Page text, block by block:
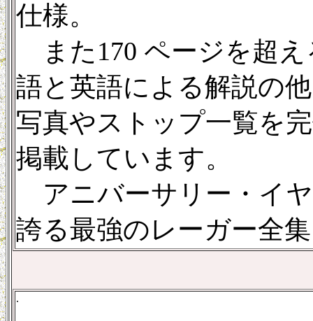
仕様。
また170 ページを超
語と英語による解説の
写真やストップ一覧を
掲載しています。
アニバーサリー・イ
誇る最強のレーガー全
.